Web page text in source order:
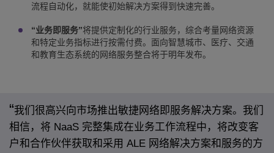
流程自动化，就能使初始解决方案得到快速完善。
“业务即服务”将提供定制化的行业服务，综合考量网络资源
和特定业务指标进行按需付费。面向智慧城市、医疗、交通
和教育生态系统的网络服务整合将于明年发布。
我们很高兴向市场推出敏捷网络即服务解决方案。我们
相信，将 NaaS 完整集成在业务工作流程中，将改变客
户和合作伙伴获取和采用 ALE 网络解决方案和服务的方